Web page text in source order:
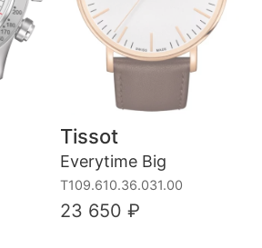
Tissot
Everytime Big
T109.610.36.031.00
23 650 ₽